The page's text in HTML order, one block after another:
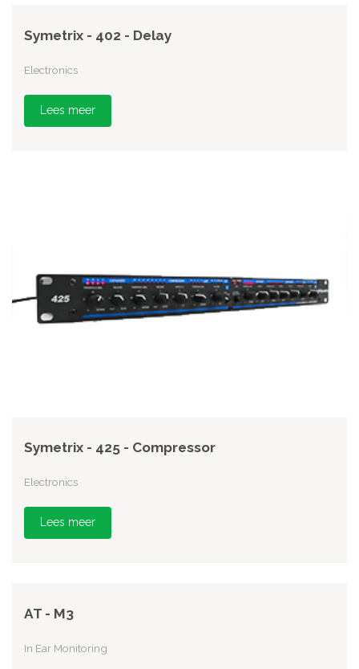
Symetrix - 402 - Delay
Electronics
Lees meer
Symetrix - 425 - Compressor
Electronics
Lees meer
AT - M3
In Ear Monitoring